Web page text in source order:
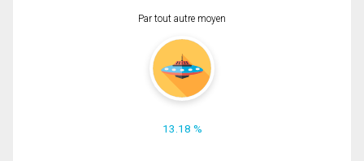
Par tout autre moyen
13.18 %